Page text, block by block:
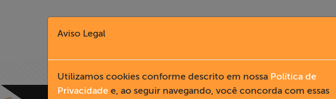
Aviso Legal
Utilizamos cookies conforme descrito em nossa Política de
Privacidade e, ao seguir navegando, você concorda com essas